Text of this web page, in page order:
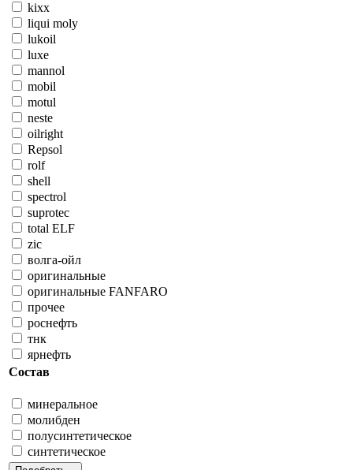
kixx
liqui moly
lukoil
luxe
mannol
mobil
motul
neste
oilright
Repsol
rolf
shell
spectrol
suprotec
total ELF
zic
волга-ойл
оригинальные
оригинальные FANFARO
прочее
роснефть
тнк
ярнефть
Состав
минеральное
молибден
полусинтетическое
синтетическое